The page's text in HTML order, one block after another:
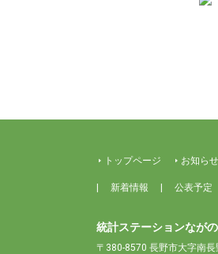
トップページ お知らせ
新着情報 公表予定
統計ステーションながの
〒380-8570 長野市大字南